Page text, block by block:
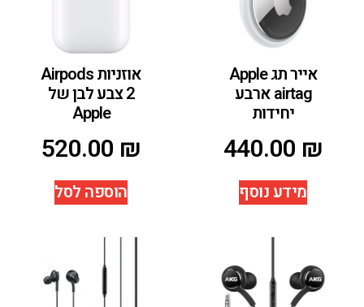
אייר תג Apple
airtag ארבע
יחידות
440.00₪
מידע נוסף
אוזניות Airpods
2 צבע לבן של
Apple
520.00₪
הוספה לסל